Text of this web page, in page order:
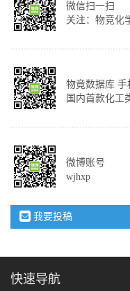
微信扫一扫
关注：物竞化
物竟数据库 手
国内首款化工
微博账号
wjhxp
我要投稿
快速导航